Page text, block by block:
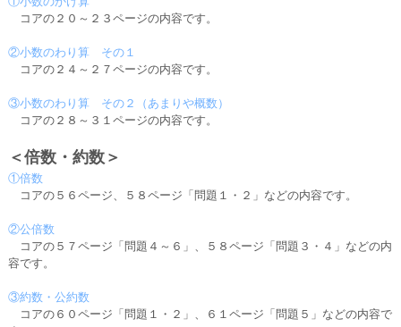
コアの２０～２３ページの内容です。
②小数のわり算 その１
コアの２４～２７ページの内容です。
③小数のわり算 その２（あまりや概数）
コアの２８～３１ページの内容です。
＜倍数・約数＞
①倍数
コアの５６ページ、５８ページ「問題１・２」などの内容です。
②公倍数
コアの５７ページ「問題４～６」、５８ページ「問題３・４」などの内
容です。
③約数・公約数
コアの６０ページ「問題１・２」、６１ページ「問題５」などの内容で